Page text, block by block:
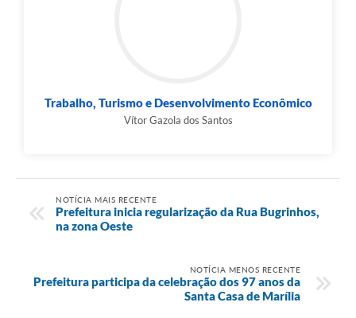
Trabalho, Turismo e Desenvolvimento Econômico
Vítor Gazola dos Santos
NOTÍCIA MAIS RECENTE
Prefeitura inicia regularização da Rua Bugrinhos,
na zona Oeste
NOTÍCIA MENOS RECENTE
Prefeitura participa da celebração dos 97 anos da
Santa Casa de Marília